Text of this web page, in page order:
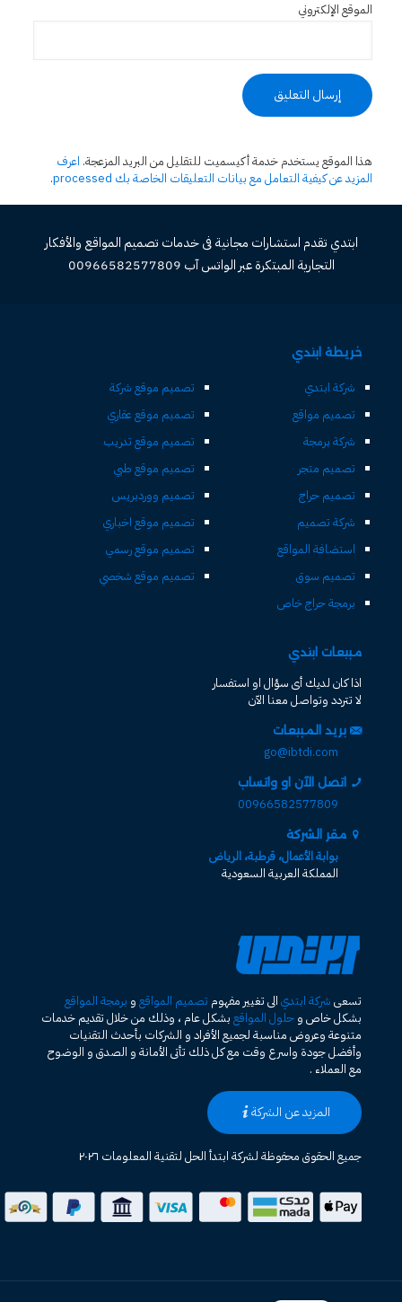
الموقع الإلكتروني
هذا الموقع يستخدم خدمة أكيسميت للتقليل من البريد المزعجة. اعرف
المزيد عن كيفية التعامل مع بيانات التعليقات الخاصة بك processed
.
ابتدي تقدم استشارات مجانية فى خدمات تصميم المواقع والأفكار
التجارية المبتكرة عبر الواتس آب 00966582577809
خريطة ابتدي
شركة ابتدي
تصميم مواقع
شركة برمجة
تصميم متجر
تصميم حراج
شركة تصميم
استضافة المواقع
تصميم سوق
برمجة حراج خاص
تصميم موقع شركة
تصميم موقع عقاري
تصميم موقع تدريب
تصميم موقع طبي
تصميم ووردبريس
تصميم موقع اخباري
تصميم موقع رسمي
تصميم موقع شخصي
مبيعات ابتدي
اذا كان لديك أى سؤال او استفسار
لا تتردد وتواصل معنا الآن
بريد المبيعات
go@ibtdi.com
اتصل الآن او واتساب
00966582577809
مقر الشركة
بوابة الأعمال، قرطبة، الرياض
المملكة العربية السعودية
تسعى شركة ابتدي الى تغيير مفهوم تصميم المواقع و برمجة المواقع
بشكل خاص و حلول المواقع بشكل عام ، وذلك من خلال تقديم خدمات
متنوعة وعروض مناسبة لجميع الأفراد و الشركات بأحدث التقنيات
وأفضل جودة واسرع وقت مع كل ذلك تأتى الأمانة و الصدق و الوضوح
مع العملاء .
المزيد عن الشركة
جميع الحقوق محفوظة لشركة ابتدأ الحل لتقنية المعلومات ٢٠٢٦